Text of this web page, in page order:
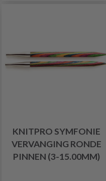
KNITPRO SYMFONIE
VERVANGING RONDE
PINNEN (3-15.00MM)